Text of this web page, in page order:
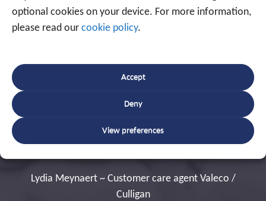
optional cookies on your device. For more information,
please read our cookie policy.
Accept
Deny
View preferences
manier van werken echt vereenvoudigd. Door de
in de voertuigen kunnen we technische
volgen en op de hoogte worden gebracht van
technici onderweg. Wat betekent dat we heel
~ Customer care agent Valeco /
Bedankt voor de
beleefde technieker